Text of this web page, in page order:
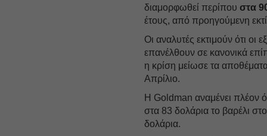
διαμορφωθεί περίπουστα
έτους, από προηγούμενη
Οι αναλυτές εκτιμούν ότι
επανέλθουν σε κανονικά
η κρίση μείωσε τα
Απρίλιο.
Η Goldman αναμένει πλέον
στα 83 δολάρια το βαρέλι
δολάρια.